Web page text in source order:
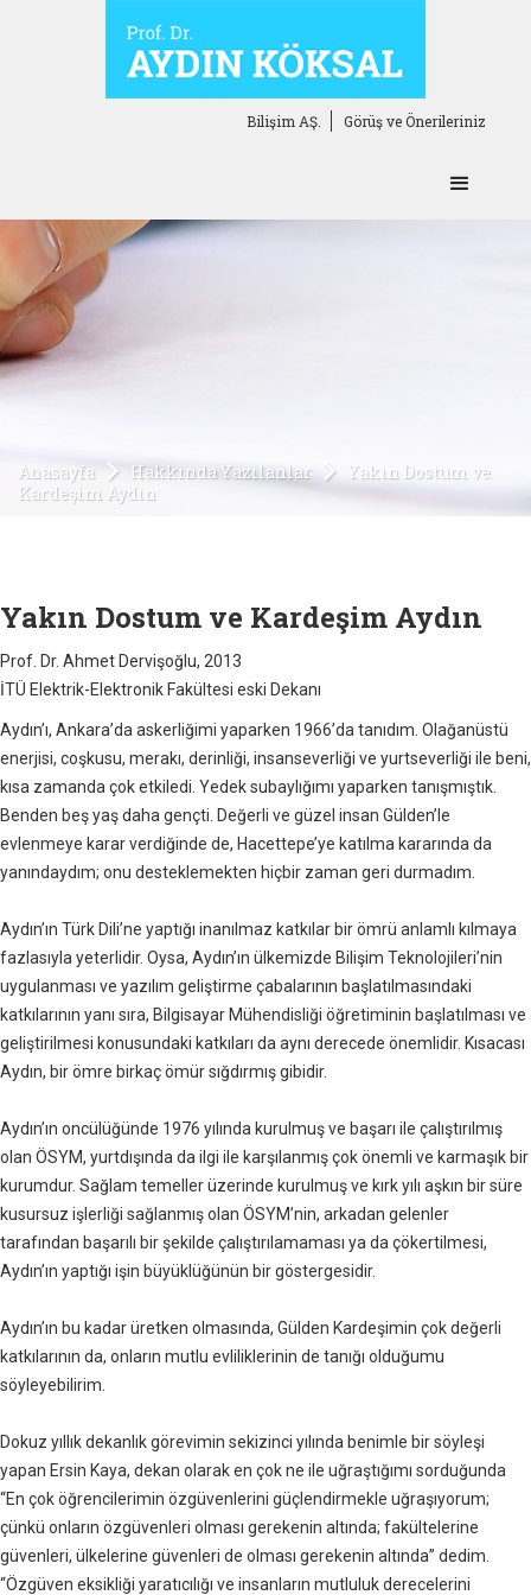
Görüş ve Önerileriniz
Bilişim AŞ.
Anasayfa Hakkında Yazılanlar
Yakın Dostum ve
Kardeşim Aydın
Yakın Dostum ve Kardeşim Aydın
Prof. Dr. Ahmet Dervişoğlu, 2013
İTÜ Elektrik-Elektronik Fakültesi eski Dekanı
Aydın’ı, Ankara’da askerliğimi yaparken 1966’da tanıdım. Olağanüstü
enerjisi, coşkusu, merakı, derinliği, insanseverliği ve yurtseverliği ile beni,
kısa zamanda çok etkiledi. Yedek subaylığımı yaparken tanışmıştık.
Benden beş yaş daha gençti. Değerli ve güzel insan Gülden’le
evlenmeye karar verdiğinde de, Hacettepe’ye katılma kararında da
yanındaydım; onu desteklemekten hiçbir zaman geri durmadım.
Aydın’ın Türk Dili’ne yaptığı inanılmaz katkılar bir ömrü anlamlı kılmaya
fazlasıyla yeterlidir. Oysa, Aydın’ın ülkemizde Bilişim Teknolojileri’nin
uygulanması ve yazılım geliştirme çabalarının başlatılmasındaki
katkılarının yanı sıra, Bilgisayar Mühendisliği öğretiminin başlatılması ve
geliştirilmesi konusundaki katkıları da aynı derecede önemlidir. Kısacası
Aydın, bir ömre birkaç ömür sığdırmış gibidir.
Aydın’ın oncülüğünde 1976 yılında kurulmuş ve başarı ile çalıştırılmış
olan ÖSYM, yurtdışında da ilgi ile karşılanmış çok önemli ve karmaşık bir
kurumdur. Sağlam temeller üzerinde kurulmuş ve kırk yılı aşkın bir süre
kusursuz işlerliği sağlanmış olan ÖSYM’nin, arkadan gelenler
tarafından başarılı bir şekilde çalıştırılamaması ya da çökertilmesi,
Aydın’ın yaptığı işin büyüklüğünün bir göstergesidir.
Aydın’ın bu kadar üretken olmasında, Gülden Kardeşimin çok değerli
katkılarının da, onların mutlu evliliklerinin de tanığı olduğumu
söyleyebilirim.
Dokuz yıllık dekanlık görevimin sekizinci yılında benimle bir söyleşi
yapan Ersin Kaya, dekan olarak en çok ne ile uğraştığımı sorduğunda
“En çok öğrencilerimin özgüvenlerini güçlendirmekle uğraşıyorum;
çünkü onların özgüvenleri olması gerekenin altında; fakültelerine
güvenleri, ülkelerine güvenleri de olması gerekenin altında” dedim.
“Özgüven eksikliği yaratıcılığı ve insanların mutluluk derecelerini